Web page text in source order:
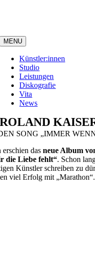
MENU
Künstler:innen
Studio
Leistungen
Diskografie
Vita
News
ROLAND
SONG „IMMER
erschien dasneue Album
die Liebe fehlt“. Schon
Künstler schreiben zu
viel Erfolg mit „Marathon“.